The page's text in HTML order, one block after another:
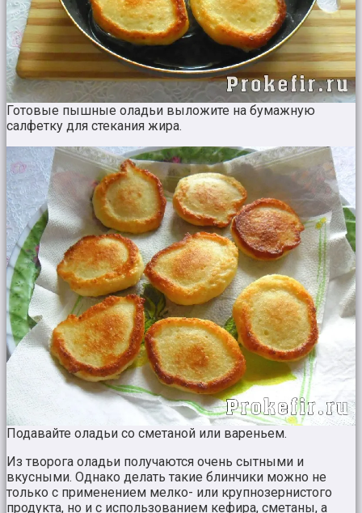
Готовые пышные оладьи выложите на бумажную
салфетку для стекания жира.
Подавайте оладьи со сметаной или вареньем.
Из творога оладьи получаются очень сытными и
вкусными. Однако делать такие блинчики можно не
только с применением мелко- или крупнозернистого
продукта, но и с использованием кефира, сметаны, а